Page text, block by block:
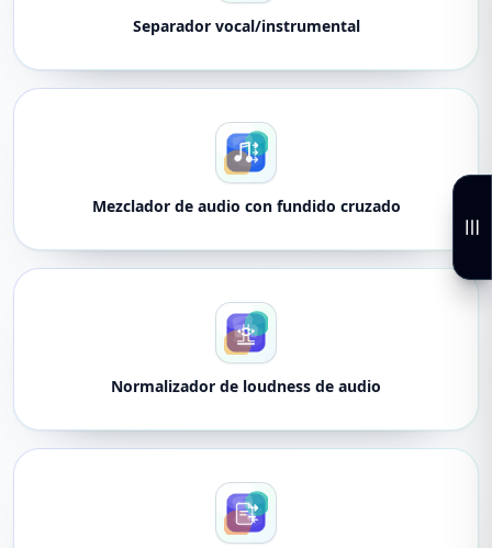
Separador vocal/instrumental
Mezclador de audio con fundido cruzado
Normalizador de loudness de audio